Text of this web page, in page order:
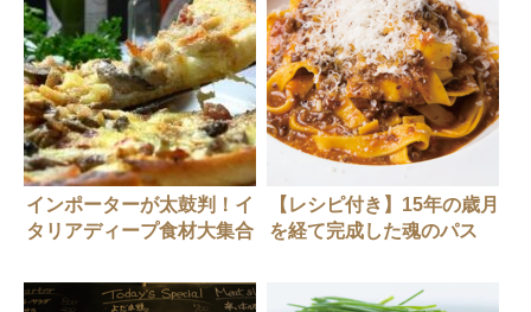
インポーターが太鼓判！イ
タリアディープ食材大集合
【レシピ付き】15年の歳月
を経て完成した魂のパス